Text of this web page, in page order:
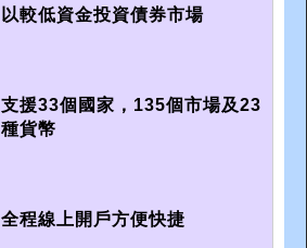
以較低資金投資債券市場
支援33個國家，135個市場及23
種貨幣
全程線上開戶方便快捷